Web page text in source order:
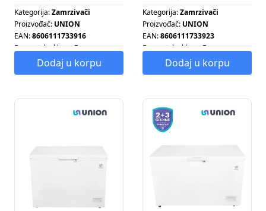
Kategorija:Zamrzivači
Proizvođač: UNION
EAN:8606111733916
Energetska klasa:F
Energetska klasa: F
Kapacitet zamrzivača:
145 L
HORIZONTALNI
Dodaj u korpu
Kategorija:Zamrzivači
Proizvođač: UNION
EAN:8606111733923
Energetska klasa:F
Energetska klasa: F
Kapacitet zamrzivača:
200 L
Dodaj u korpu